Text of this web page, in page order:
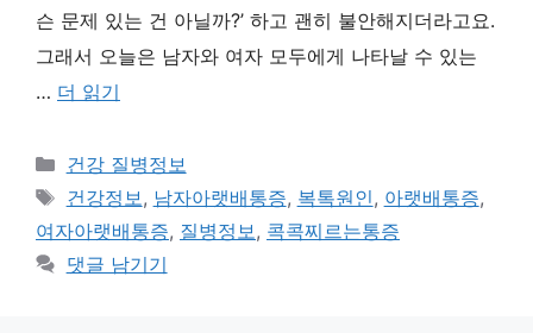
슨 문제 있는 건 아닐까?’ 하고 괜히 불안해지더라고요.
그래서 오늘은 남자와 여자 모두에게 나타날 수 있는
… 더 읽기
카
테
고
리
건강 질병정보
태
그
건강정보, 남자아랫배통증, 복톡원인, 아랫배통증,
여자아랫배통증, 질병정보, 콕콕찌르는통증
댓글 남기기